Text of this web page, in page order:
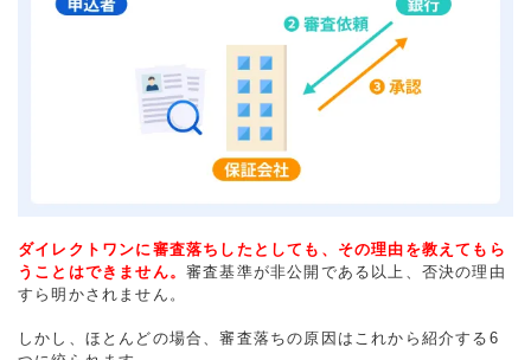
ダイレクトワンに審査落ちしたとしても、その理由を教えてもら
うことはできません。 審査基準が非公開である以上、否決の理由
すら明かされません。
しかし、ほとんどの場合、審査落ちの原因はこれから紹介する6